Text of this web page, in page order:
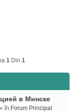
1 Din 1
в Минске
în Forum Principal